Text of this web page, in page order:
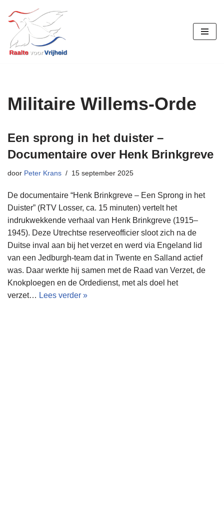
Ga
naar
de
Militaire Willems-Orde
Een sprong in het duister –
Documentaire over Henk Brinkgreve
door Peter Krans 15 september 2025
De documentaire “Henk Brinkgreve – Een Sprong in het
Duister” (RTV Losser, ca. 15 minuten) vertelt het
indrukwekkende verhaal van Henk Brinkgreve (1915–
1945). Deze Utrechtse reserveofficier sloot zich na de
Duitse inval aan bij het verzet en werd via Engeland lid
van een Jedburgh-team dat in Twente en Salland actief
was. Daar werkte hij samen met de Raad van Verzet, de
Knokploegen en de Ordedienst, met als doel het
verzet… Lees verder »